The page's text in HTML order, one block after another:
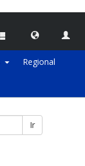
Regional
Ir